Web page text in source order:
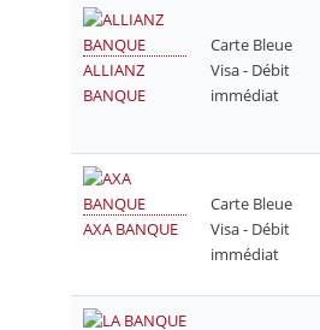
ALLIANZ
BANQUE
Carte Bleue
Visa - Débit
immédiat
AXA BANQUE
Carte Bleue
Visa - Débit
immédiat